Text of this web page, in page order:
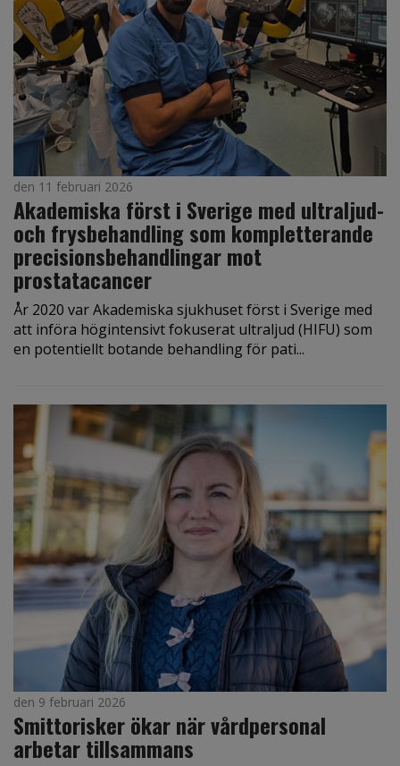
den 11 februari 2026
Akademiska först i Sverige med ultraljud-
och frysbehandling som kompletterande
precisionsbehandlingar mot
prostatacancer
År 2020 var Akademiska sjukhuset först i Sverige med
att införa högintensivt fokuserat ultraljud (HIFU) som
en potentiellt botande behandling för pati...
den 9 februari 2026
Smittorisker ökar när vårdpersonal
arbetar tillsammans